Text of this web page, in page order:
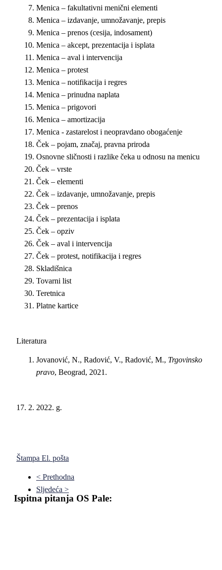
Menica – fakultativni menični elementi
Menica – izdavanje, umnožavanje, prepis
Menica – prenos (cesija, indosament)
Menica – akcept, prezentacija i isplata
Menica – aval i intervencija
Menica – protest
Menica – notifikacija i regres
Menica – prinudna naplata
Menica – prigovori
Menica – amortizacija
Menica - zastarelost i neopravdano obogaćenje
Ček – pojam, značaj, pravna priroda
Osnovne sličnosti i razlike čeka u odnosu na menicu
Ček – vrste
Ček – elementi
Ček – izdavanje, umnožavanje, prepis
Ček – prenos
Ček – prezentacija i isplata
Ček – opziv
Ček – aval i intervencija
Ček – protest, notifikacija i regres
Skladišnica
Tovarni list
Teretnica
Platne kartice
Literatura
Jovanović, N., Radović, V., Radović, M., Trgovinsko
pravo, Beograd, 2021.
17. 2. 2022. g.
Štampa El. pošta
< Prethodna
Sljedeća >
Ispitna pitanja OS Pale: